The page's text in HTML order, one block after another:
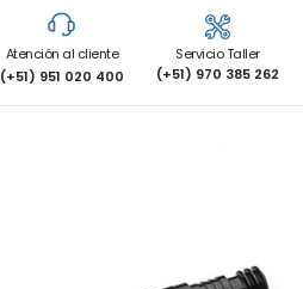
Atención al cliente
(+51) 951 020 400
Servicio Taller
(+51) 970 385 262